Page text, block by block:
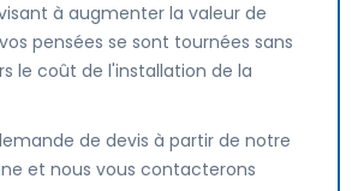
à augmenter la valeur de
pensées se sont tournées sans
le coût de l'installation de la
de devis à partir de notre
et nous vous contacterons